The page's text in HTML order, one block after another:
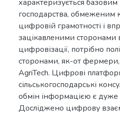
характеризується базовим
господарства, обмеженим
цифровій грамотності і
зацікавленими сторонами
цифровізації, потрібно
сторонами, як-от
AgriTech. Цифрові
сільськогосподарські
обмін інформацією є
Досліджено цифрову